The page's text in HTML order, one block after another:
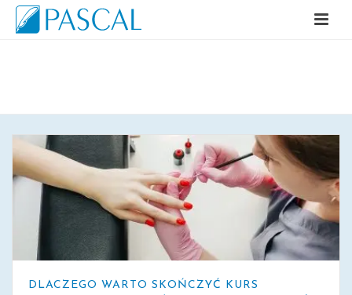
DLACZEGO WARTO SKOŃCZYĆ KURS